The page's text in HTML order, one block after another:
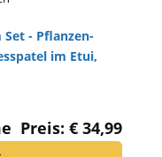
- Pflanzen-
im Etui,
Preis: € 34,99